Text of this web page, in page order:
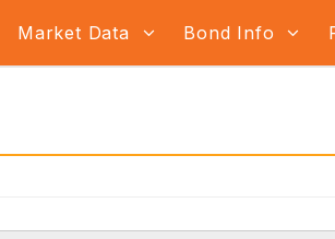
Market Data Bond Info